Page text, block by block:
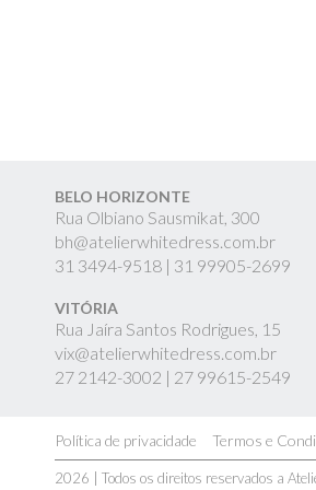
BELO HORIZONTE
Rua Olbiano Sausmikat, 300
bh@atelierwhitedress.com.br
31 3494-9518 | 31 99905-2699
VITÓRIA
Rua Jaíra Santos Rodrigues, 15
vix@atelierwhitedress.com.br
27 2142-3002 | 27 99615-2549
Política de privacidade Termos e
2026 | Todos os direitos reservados a